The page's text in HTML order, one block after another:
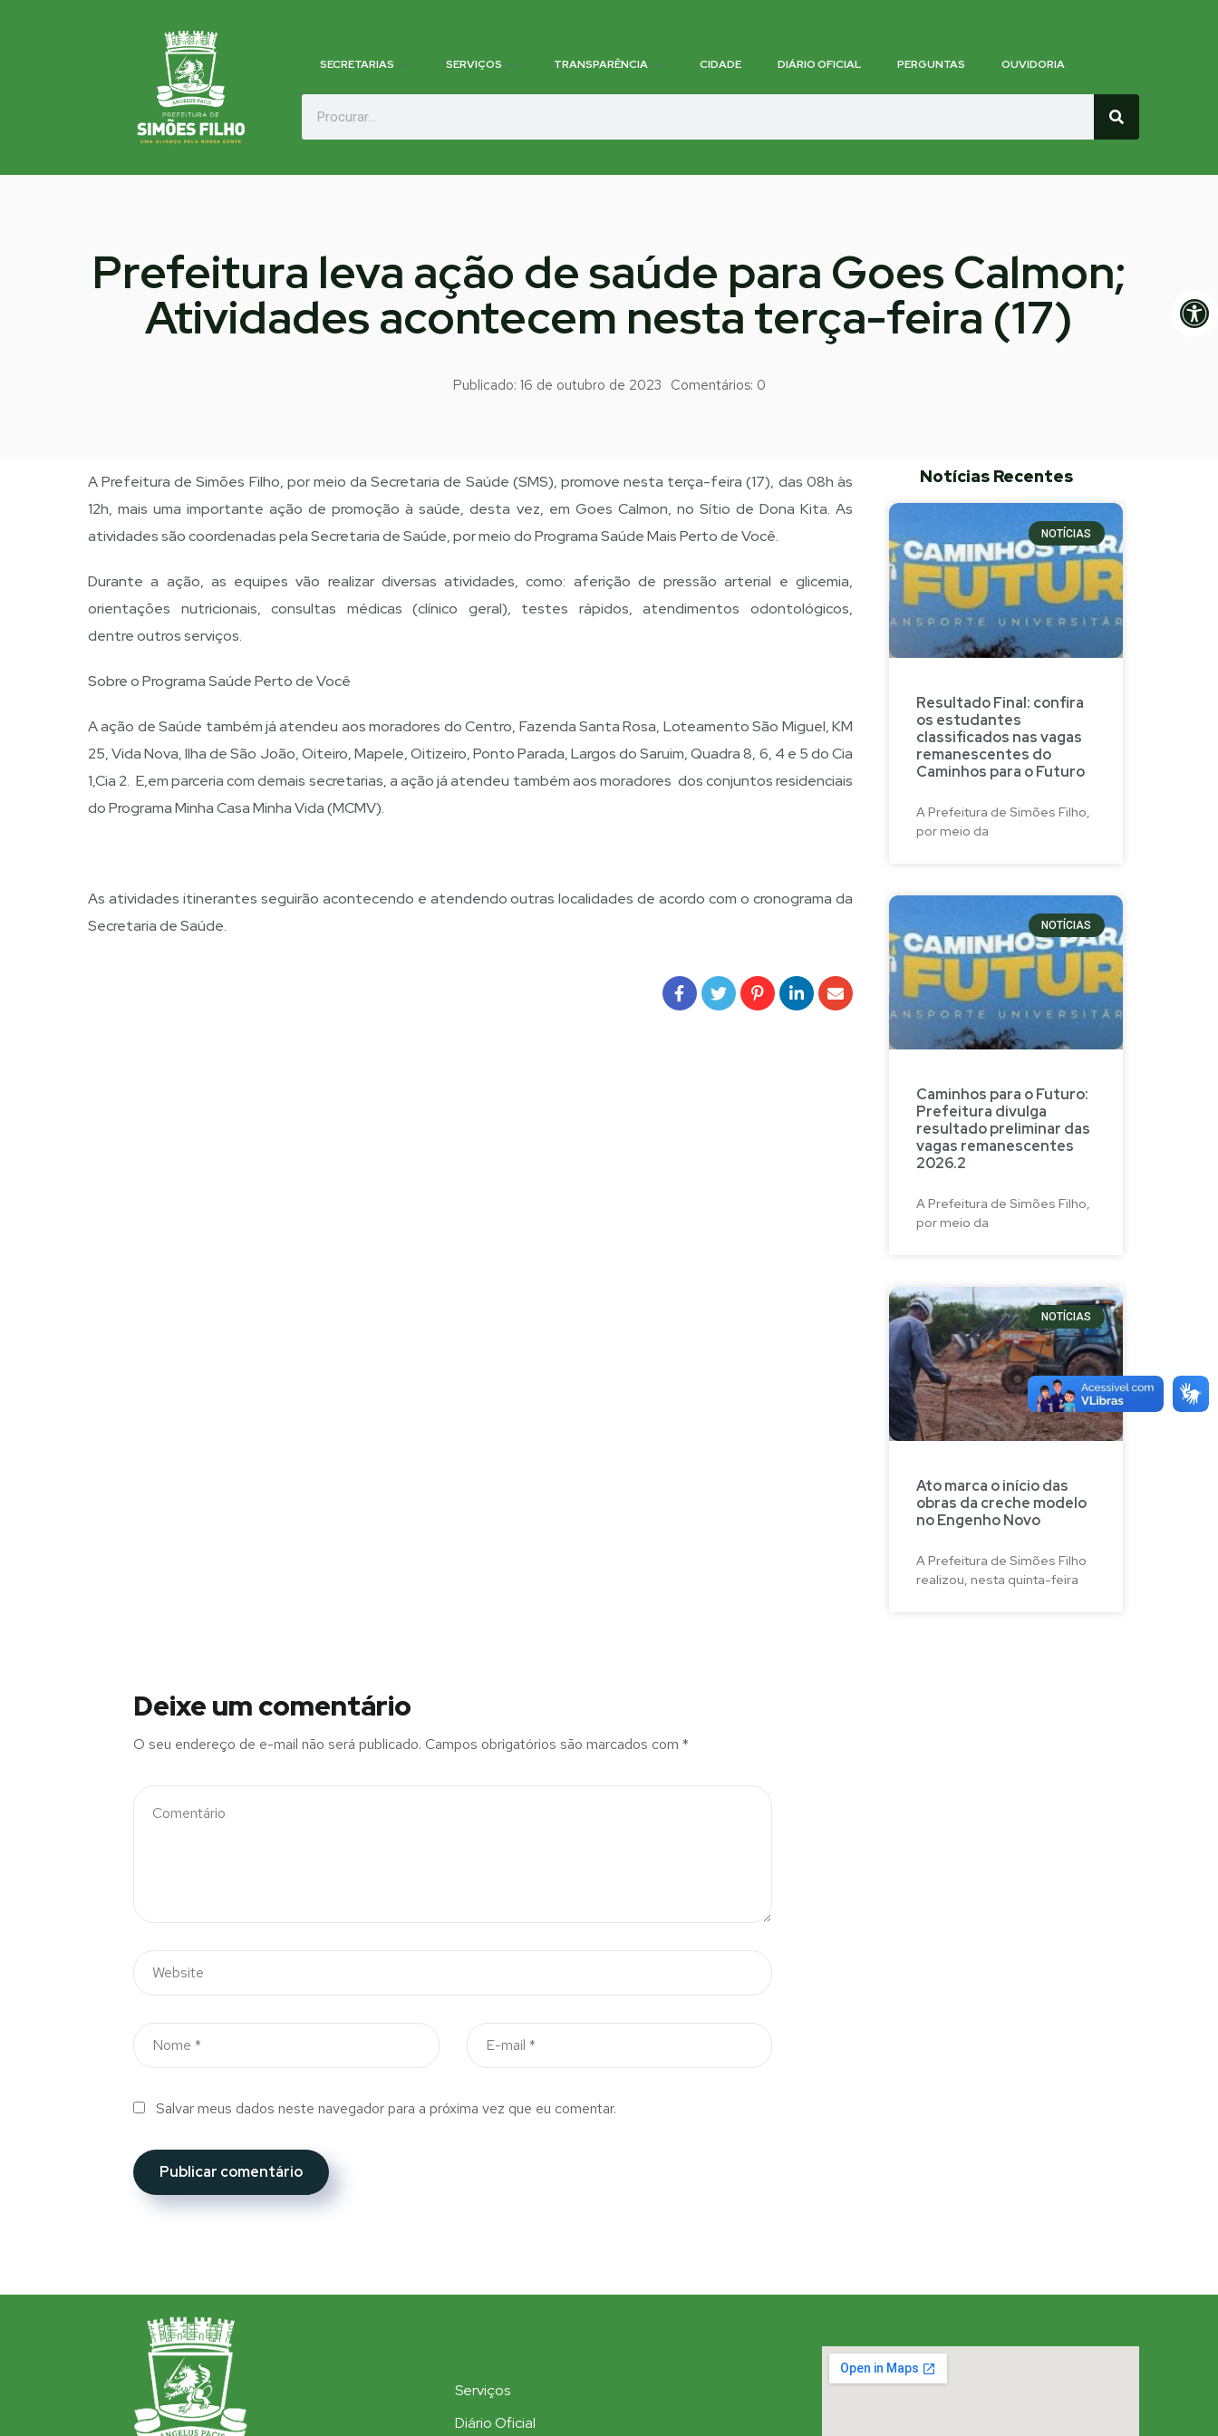
SECRETARIAS SERVIÇOS TRANSPARÊNCIA CIDADE DIÁRIO OFICIAL PERGUNTAS OUVIDORIA
Prefeitura leva ação de saúde para Goes Calmon;
Atividades acontecem nesta terça-feira (17)
Publicado: 16 de outubro de 2023 Comentários: 0
A Prefeitura de Simões Filho, por meio da Secretaria de Saúde (SMS), promove nesta terça-feira (17), das 08h às
12h, mais uma importante ação de promoção à saúde, desta vez, em Goes Calmon, no Sítio de Dona Kita. As
atividades são coordenadas pela Secretaria de Saúde, por meio do Programa Saúde Mais Perto deVocê.
Durante a ação, as equipes vão realizar diversas atividades, como: aferição de pressão arterial e glicemia,
orientações nutricionais, consultas médicas (clínico geral), testes rápidos, atendimentos odontológicos,
dentre outros serviços.
Sobre o Programa Saúde Perto de Você
A ação de Saúde também já atendeu aos moradores do Centro, Fazenda Santa Rosa, Loteamento São Miguel, KM
25, Vida Nova, Ilha de São João, Oiteiro, Mapele, Oitizeiro, Ponto Parada, Largos do Saruim, Quadra 8, 6, 4 e 5 do Cia
1,Cia 2. E,em parceria com demais secretarias, a ação já atendeu também aos moradores dos conjuntos residenciais
do Programa Minha Casa Minha Vida (MCMV).
As atividades itinerantes seguirão acontecendo e atendendo outras localidades de acordo com o cronograma da
Secretaria de Saúde.
Notícias Recentes
NOTÍCIAS
Resultado Final: confira
os estudantes
classificados nas vagas
remanescentes do
Caminhos para o Futuro
A Prefeitura de Simões Filho,
por meio da
NOTÍCIAS
Caminhos para o Futuro:
Prefeitura divulga
resultado preliminar das
vagas remanescentes
2026.2
A Prefeitura de Simões Filho,
por meio da
NOTÍCIAS
Ato marca o início das
obras da creche modelo
no Engenho Novo
A Prefeitura de Simões Filho
realizou, nesta quinta-feira
Deixe um comentário
O seu endereço de e-mail não será publicado. Campos obrigatórios são marcados com *
Salvar meus dados neste navegador para a próxima vez que eu comentar.
Serviços
Diário Oficial